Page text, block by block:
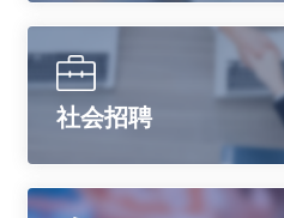
社会招聘